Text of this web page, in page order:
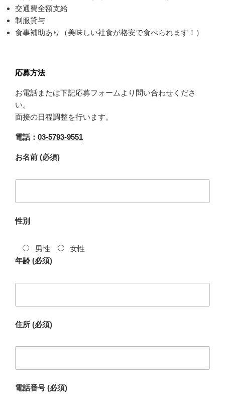
交通費全額支給
制服貸与
食事補助あり（美味しい社食が格安で食べられます！）
応募方法
お電話または下記応募フォームより問い合わせくださ
い。
面接の日程調整を行います。
電話： 03-5793-9551
お名前 (必須)
性別
男性
女性
年齢 (必須)
住所 (必須)
電話番号 (必須)